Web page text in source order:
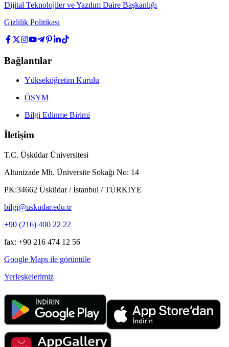
Dijital Teknolojiler ve Yazılım Daire Başkanlığı
Gizlilik Politikası
Bağlantılar
Yükseköğretim Kurulu
ÖSYM
Bilgi Edinme Birimi
İletişim
T.C. Üsküdar Üniversitesi
Altunizade Mh. Üniversite Sokağı No: 14
PK:34662 Üsküdar / İstanbul / TÜRKİYE
bilgi@uskudar.edu.tr
+90 (216) 400 22 22
fax: +90 216 474 12 56
Google Maps ile görüntüle
Yerleşkelerimiz